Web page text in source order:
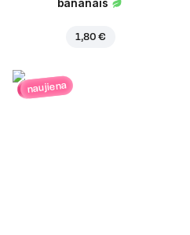
bananais
1,80 €
naujiena